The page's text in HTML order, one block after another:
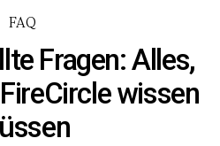
FAQ
Fragen: Alles,
wissen